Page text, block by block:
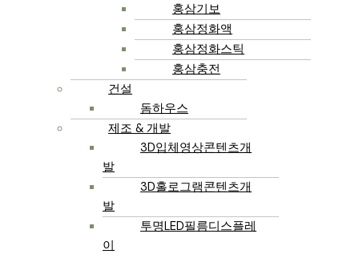
홍삼기보
홍삼정화액
홍삼정화스틱
홍삼충전
건설
돔하우스
제조 & 개발
3D입체영상콘텐츠개
발
3D홀로그램콘텐츠개
발
투명LED필름디스플레
이